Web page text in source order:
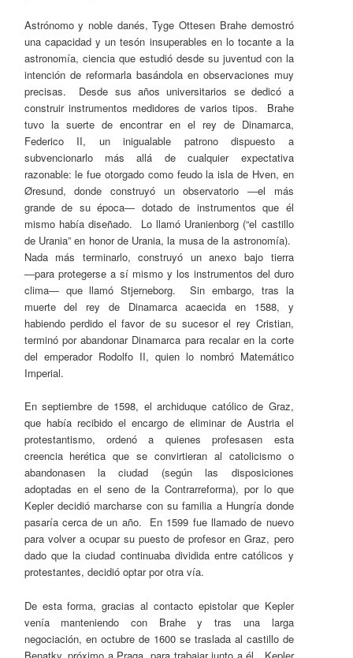
Astrónomo y noble danés, Tyge Ottesen Brahe demostró
una capacidad y un tesón insuperables en lo tocante a la
astronomía, ciencia que estudió desde su juventud con la
intención de reformarla basándola en observaciones muy
precisas. Desde sus años universitarios se dedicó a
construir instrumentos medidores de varios tipos. Brahe
tuvo la suerte de encontrar en el rey de Dinamarca,
Federico II, un inigualable patrono dispuesto a
subvencionarlo más allá de cualquier expectativa
razonable: le fue otorgado como feudo la isla de Hven, en
Øresund, donde construyó un observatorio ―el más
grande de su época― dotado de instrumentos que él
mismo había diseñado. Lo llamó Uranienborg (“el castillo
de Urania” en honor de Urania, la musa de la astronomía).
Nada más terminarlo, construyó un anexo bajo tierra
―para protegerse a sí mismo y los instrumentos del duro
clima― que llamó Stjerneborg. Sin embargo, tras la
muerte del rey de Dinamarca acaecida en 1588, y
habiendo perdido el favor de su sucesor el rey Cristian,
terminó por abandonar Dinamarca para recalar en la corte
del emperador Rodolfo II, quien lo nombró Matemático
Imperial.
En septiembre de 1598, el archiduque católico de Graz,
que había recibido el encargo de eliminar de Austria el
protestantismo, ordenó a quienes profesasen esta
creencia herética que se convirtieran al catolicismo o
abandonasen la ciudad (según las disposiciones
adoptadas en el seno de la Contrarreforma), por lo que
Kepler decidió marcharse con su familia a Hungría donde
pasaría cerca de un año. En 1599 fue llamado de nuevo
para volver a ocupar su puesto de profesor en Graz, pero
dado que la ciudad continuaba dividida entre católicos y
protestantes, decidió optar por otra vía.
De esta forma, gracias al contacto epistolar que Kepler
venía manteniendo con Brahe y tras una larga
negociación, en octubre de 1600 se traslada al castillo de
Benatky, próximo a Praga, para trabajar junto a él. Kepler